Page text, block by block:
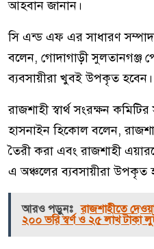
আহবান জানান।
সি এন্ড এফ এর সাধারণ
বলেন, গোদাগাড়ী সুলতানগঞ্জ
ব্যবসায়ীরা খুবই উপকৃত হবেন।
রাজশাহী স্বার্থ সংরক্ষন
হাসনাইন হিকোল বলেন,
তৈরী করা এবং রাজশাহী
এ অঞ্চলের ব্যবসায়ীরা উপকৃত
আরও পড়ুনঃ রাজশাহীতে
২০০ ভরি স্বর্ণ ও ২৫ লাখ টাকা